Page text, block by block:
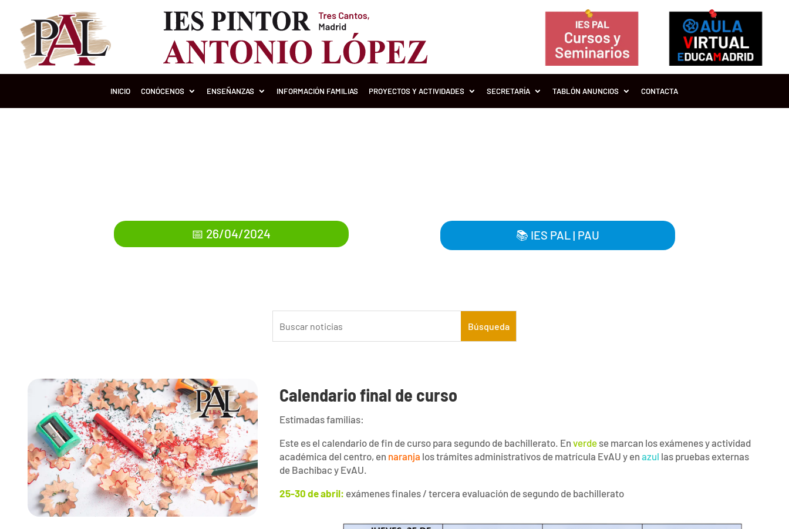
INICIO CONÓCENOS ENSEÑANZAS INFORMACIÓN FAMILIAS PROYECTOS Y ACTIVIDADES SECRETARÍA TABLÓN ANUNCIOS CONTACTA
📅 26/04/2024 📚 IES PAL| PAU
Calendario final de curso
Estimadas familias:
Este es el calendario de fin de curso para segundo de bachillerato. Enverde se marcan los exámenes y actividad
académica del centro, en naranja los trámites administrativos de matrícula EvAU y en azul las pruebas externas
de Bachibac y EvAU.
25-30 de abril: exámenes finales / tercera evaluación de segundo de bachillerato